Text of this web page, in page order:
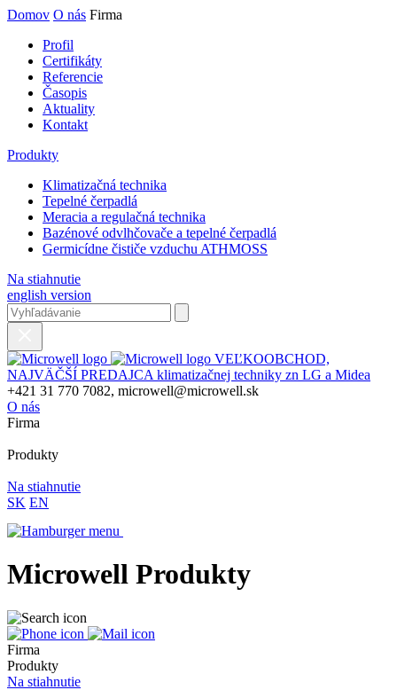
Domov O nás Firma
Profil
Certifikáty
Referencie
Časopis
Aktuality
Kontakt
Produkty
Klimatizačná technika
Tepelné čerpadlá
Meracia a regulačná technika
Bazénové odvlhčovače a tepelné čerpadlá
Germicídne čističe vzduchu ATHMOSS
Na stiahnutie
english version
VEĽKOOBCHOD,
NAJVÄČŠÍ PREDAJCA klimatizačnej techniky zn LG a Midea
+421 31 770 7082, microwell@microwell.sk
O nás
Firma
Produkty
Na stiahnutie
SK EN
Microwell Produkty
Firma
Produkty
Na stiahnutie